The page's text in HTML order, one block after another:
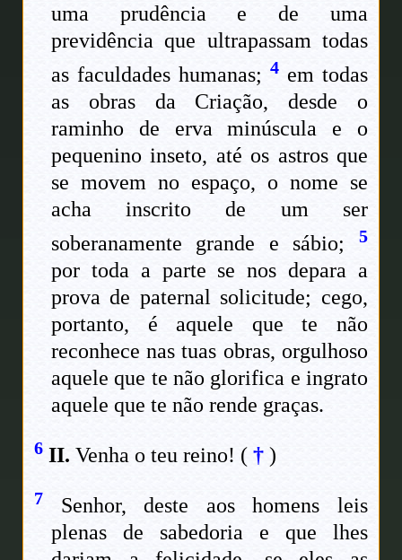
uma prudência e de uma
previdência que ultrapassam todas
as faculdades humanas; 4em todas
as obras da Criação, desde o
raminho de erva minúscula e o
pequenino inseto, até os astros que
se movem no espaço, o nome se
acha inscrito de um ser
soberanamente grande e sábio; 5
por toda a parte se nos depara a
prova de paternal solicitude; cego,
portanto, é aquele que te não
reconhece nas tuas obras, orgulhoso
aquele que te não glorifica e ingrato
aquele que te não rende graças.
6 II. Venha o teu reino! ( †)
7 Senhor, deste aos homens leis
plenas de sabedoria e que lhes